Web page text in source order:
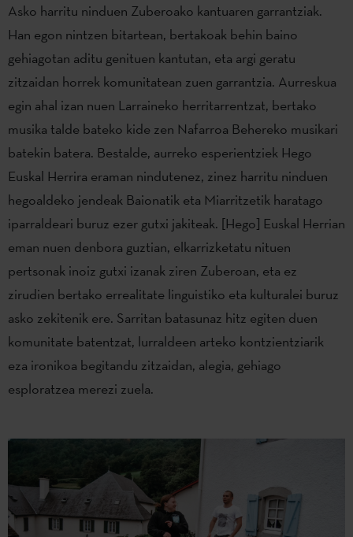
Asko harritu ninduen Zuberoako kantuaren garrantziak.
Han egon nintzen bitartean, bertakoak behin baino
gehiagotan aditu genituen kantutan, eta argi geratu
zitzaidan horrek komunitatean zuen garrantzia. Aurreskua
egin ahal izan nuen Larraineko herritarrentzat, bertako
musika talde bateko kide zen Nafarroa Behereko musikari
batekin batera. Bestalde, aurreko esperientziek Hego
Euskal Herrira eraman nindutenez, zinez harritu ninduen
hegoaldeko jendeak Baionatik eta Miarritzetik haratago
iparraldeari buruz ezer gutxi jakiteak. [Hego] Euskal Herrian
eman nuen denbora guztian, elkarrizketatu nituen
pertsonak inoiz gutxi izanak ziren Zuberoan, eta ez
zirudien bertako errealitate linguistiko eta kulturalei buruz
asko zekitenik ere. Sarritan batasunaz hitz egiten duen
komunitate batentzat, lurraldeen arteko kontzientziarik
eza ironikoa begitandu zitzaidan, alegia, gehiago
esploratzea merezi zuela.